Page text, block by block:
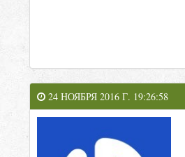
24 НОЯБРЯ 2016 Г. 19:26:58